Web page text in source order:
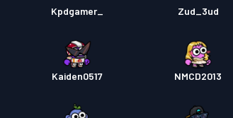
Kpdgamer_ Zud_3ud
Kaiden0517 NMCD2013